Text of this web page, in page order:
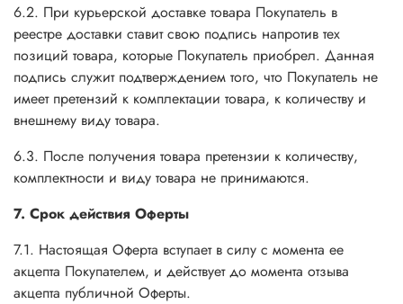
6.2. При курьерской доставке товара Покупатель в
реестре доставки ставит свою подпись напротив тех
позиций товара, которые Покупатель приобрел. Данная
подпись служит подтверждением того, что Покупатель не
имеет претензий к комплектации товара, к количеству и
внешнему виду товара.
6.3. После получения товара претензии к количеству,
комплектности и виду товара не принимаются.
7. Срок действия Оферты
7.1. Настоящая Оферта вступает в силу с момента ее
акцепта Покупателем, и действует до момента отзыва
акцепта публичной Оферты.